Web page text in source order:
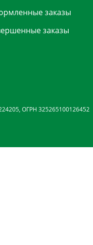
заказы
заказы
ОГРН 325265100126452